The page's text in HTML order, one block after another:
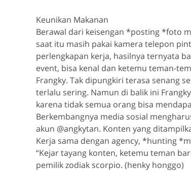
Keunikan Makanan
Berawal dari keisengan *posting *foto
saat itu masih pakai kamera telepon
perlengkapan kerja, hasilnya ternyata
event, bisa kenal dan ketemu teman-
Frangky. Tak dipungkiri terasa senang
terlalu sering. Namun di balik ini
karena tidak semua orang bisa
Berkembangnya media sosial
akun @angkytan. Konten yang
Kerja sama dengan agency, *hunting
“Kejar tayang konten, ketemu teman
pemilik zodiak scorpio. (henky honggo)